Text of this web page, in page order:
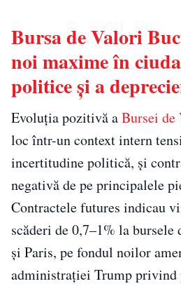
Bursa de Valori
noi maxime în
politice și a
Evoluția pozitivă aBursei de
loc într-un context intern
incertitudine politică, și
negativă de pe principalele
Contractele futures indicau
scăderi de 0,7–1% la
și Paris, pe fondul noilor
administrației Trump